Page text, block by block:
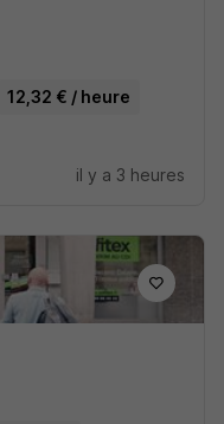
12,32 € / heure
il y a 3 heures